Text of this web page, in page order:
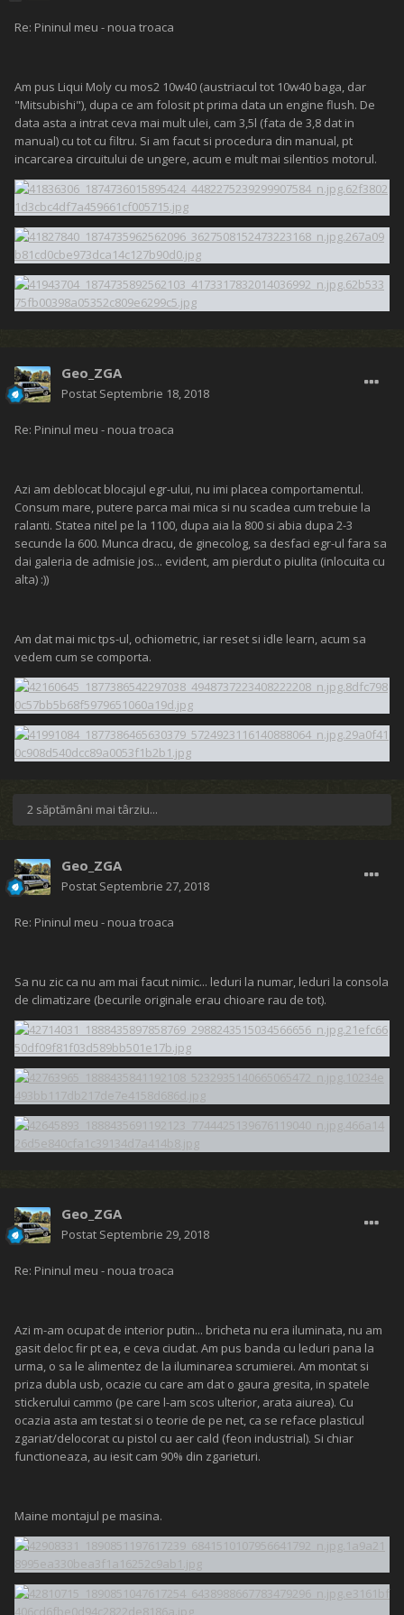
Re: Pininul meu - noua troaca
Am pus Liqui Moly cu mos2 10w40 (austriacul tot 10w40 baga, dar
"Mitsubishi"), dupa ce am folosit pt prima data un engine flush. De
data asta a intrat ceva mai mult ulei, cam 3,5l (fata de 3,8 dat in
manual) cu tot cu filtru. Si am facut si procedura din manual, pt
incarcarea circuitului de ungere, acum e mult mai silentios motorul.
Geo_ZGA
Postat Septembrie 18, 2018
Re: Pininul meu - noua troaca
Azi am deblocat blocajul egr-ului, nu imi placea comportamentul.
Consum mare, putere parca mai mica si nu scadea cum trebuie la
ralanti. Statea nitel pe la 1100, dupa aia la 800 si abia dupa 2-3
secunde la 600. Munca dracu, de ginecolog, sa desfaci egr-ul fara sa
dai galeria de admisie jos... evident, am pierdut o piulita (inlocuita cu
alta) :))
Am dat mai mic tps-ul, ochiometric, iar reset si idle learn, acum sa
vedem cum se comporta.
2 săptămâni mai târziu...
Geo_ZGA
Postat Septembrie 27, 2018
Re: Pininul meu - noua troaca
Sa nu zic ca nu am mai facut nimic... leduri la numar, leduri la consola
de climatizare (becurile originale erau chioare rau de tot).
Geo_ZGA
Postat Septembrie 29, 2018
Re: Pininul meu - noua troaca
Azi m-am ocupat de interior putin... bricheta nu era iluminata, nu am
gasit deloc fir pt ea, e ceva ciudat. Am pus banda cu leduri pana la
urma, o sa le alimentez de la iluminarea scrumierei. Am montat si
priza dubla usb, ocazie cu care am dat o gaura gresita, in spatele
stickerului cammo (pe care l-am scos ulterior, arata aiurea). Cu
ocazia asta am testat si o teorie de pe net, ca se reface plasticul
zgariat/delocorat cu pistol cu aer cald (feon industrial). Si chiar
functioneaza, au iesit cam 90% din zgarieturi.
Maine montajul pe masina.